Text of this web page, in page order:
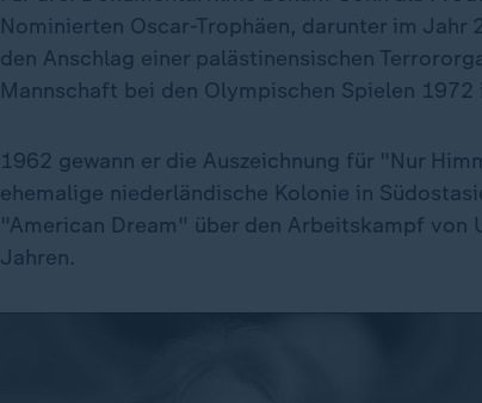
Nominierten Oscar-Trophäen, darunter im
den Anschlag einer palästinensischen
Mannschaft bei den Olympischen Spielen 1972
1962 gewann er die Auszeichnung für "Nur
ehemalige niederländische Kolonie in
"American Dream" über den Arbeitskampf von
Jahren.